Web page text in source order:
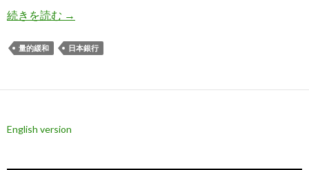
続きを読む 日本国債の投げ売り急増、追加利上げがなけれ
→
量的緩和 日本銀行
English version